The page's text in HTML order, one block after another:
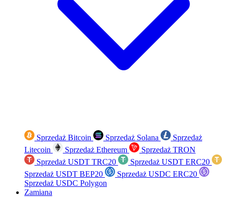
Sprzedaż Bitcoin Sprzedaż Solana
Sprzedaż
Litecoin
Sprzedaż Ethereum
Sprzedaż TRON
Sprzedaż USDT TRC20
Sprzedaż USDT ERC20
Sprzedaż USDT BEP20
Sprzedaż USDC ERC20
Sprzedaż USDC Polygon
Zamiana